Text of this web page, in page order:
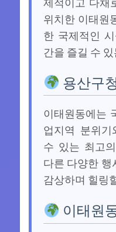
위치한 이태원
한 국제적인
간을 즐길 수
용산구
이태원동에는
업지역 분위
수 있는 최고
다른 다양한
감상하며 힐링
이태원